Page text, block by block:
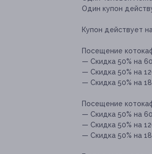
Один купон
Купон действует
Посещение
— Скидка 50% на
— Скидка 50% на
— Скидка 50% на
Посещение
— Скидка 50% на
— Скидка 50% на
— Скидка 50% на